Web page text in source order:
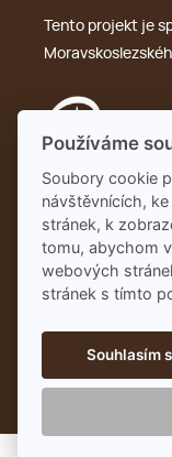
Tento projekt je
Ochrana
Používáme
Soubory cookie
návštěvnících,
stránek, k
tomu, abychom
webových
stránek s tímto
Souhlasím